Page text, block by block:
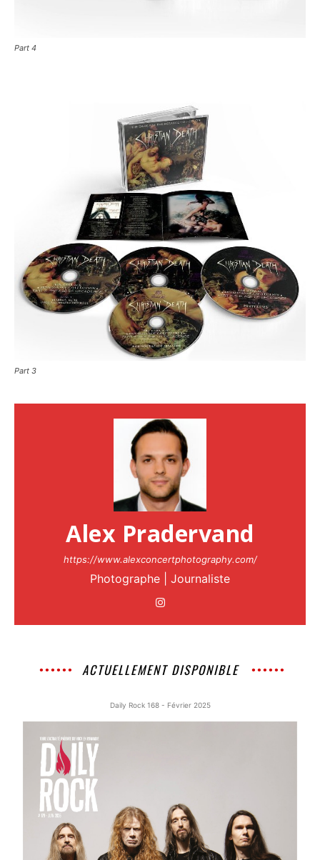
Part 4
Part 3
Alex Pradervand
https://www.alexconcertphotography.com/
Photographe | Journaliste
ACTUELLEMENT DISPONIBLE
Daily Rock 168 - Février 2025